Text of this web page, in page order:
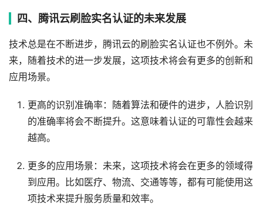
四、腾讯云刷脸实名认证的未来发展
技术总是在不断进步，腾讯云的刷脸实名认证也不例外。未
来，随着技术的进一步发展，这项技术将会有更多的创新和
应用场景。
更高的识别准确率：随着算法和硬件的进步，人脸识别
的准确率将会不断提升。这意味着认证的可靠性会越来
越高。
更多的应用场景：未来，这项技术将会在更多的领域得
到应用。比如医疗、物流、交通等等，都有可能使用这
项技术来提升服务质量和效率。